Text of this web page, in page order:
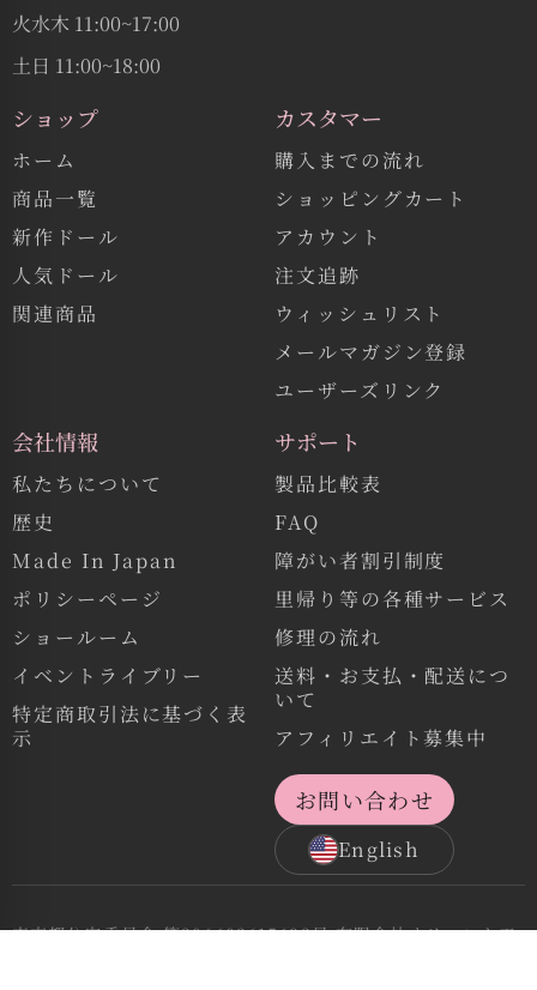
火水木 11:00~17:00
土日 11:00~18:00
ショップ
ホーム
商品一覧
新作ドール
人気ドール
関連商品
カスタマー
購入までの流れ
ショッピングカート
アカウント
注文追跡
ウィッシュリスト
メールマガジン登録
ユーザーズリンク
会社情報
私たちについて
歴史
Made In Japan
ポリシーページ
ショールーム
イベントライブリー
特定商取引法に基づく表
示
サポート
製品比較表
FAQ
障がい者割引制度
里帰り等の各種サービス
修理の流れ
送料・お支払・配送につ
いて
アフィリエイト募集中
お問い合わせ
English
東京都公安委員会 第306602615692号 有限会社オリエント工